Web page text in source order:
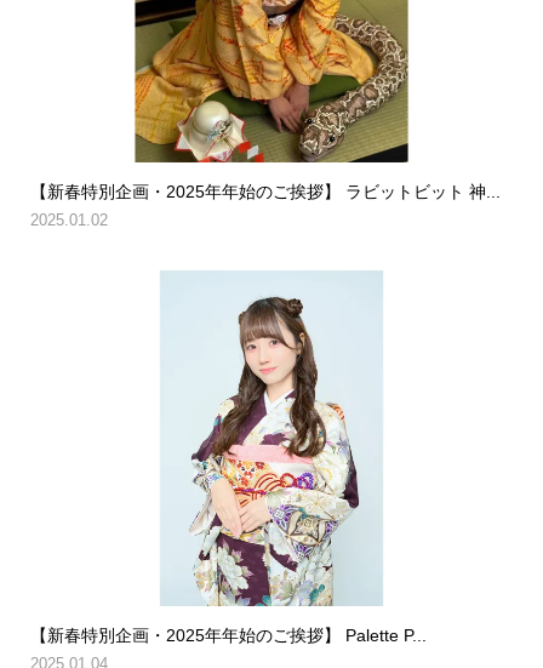
【新春特別企画・2025年年始のご挨拶】 ラビットビット 神...
2025.01.02
【新春特別企画・2025年年始のご挨拶】 Palette P...
2025.01.04